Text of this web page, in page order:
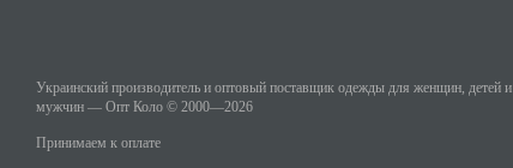
Украинский производитель и оптовый поставщик одежды для женщин, детей и
мужчин — Опт Коло © 2000—2026
Принимаем к оплате